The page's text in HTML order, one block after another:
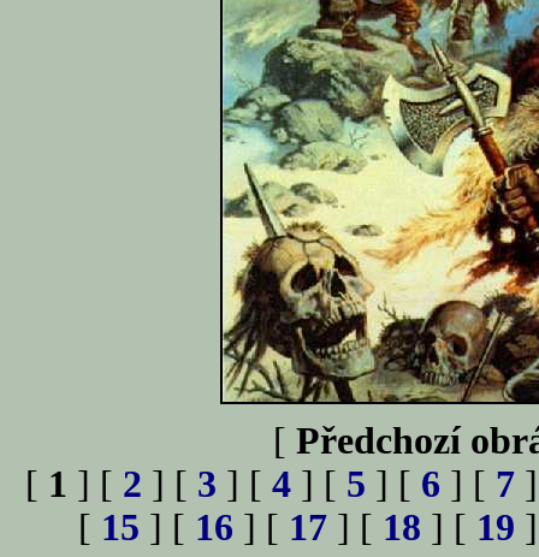
[ Předchozí
[ 1 ] [ 2 ] [ 3 ] [ 4 ] [ 5 ] [ 6 ] [ 7
[ 15 ] [ 16 ] [ 17 ] [ 18 ] [ 19